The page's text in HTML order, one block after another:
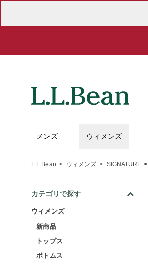
メンズ ウィメンズ
L.L.Bean ウィメンズ SIGNATURE
カテゴリで探す
ウィメンズ
新商品
トップス
ボトムス